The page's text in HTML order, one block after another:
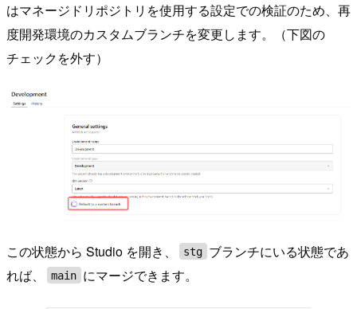
はマネージドリポジトリを使用する設定での検証のため、再
度開発環境のカスタムブランチを変更します。（下図の
チェックを外す）
この状態から Studio を開き、 stg ブランチにいる状態であ
れば、
main にマージできます。